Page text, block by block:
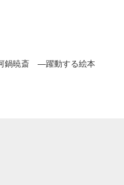
鍋暁斎 ―躍動する絵本